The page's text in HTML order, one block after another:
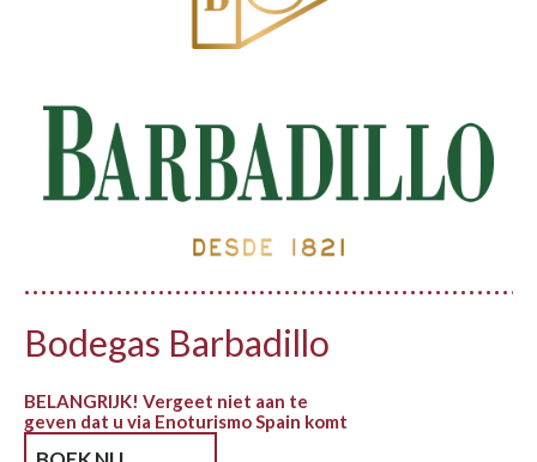
Bodegas Barbadillo
BELANGRIJK! Vergeet niet aan te
geven dat u via Enoturismo Spain komt